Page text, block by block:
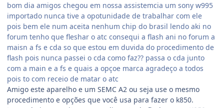
bom dia amigos chegou em nossa assistemcia um sony w995
importado nunca tive a opotunidade de trabalhar com ele
pois bem ele num aceita nenhum chip do brasil lendo aki no
forum tenho que fleshar o atc consequi a flash ani no forum a
maisn a fs e cda so que estou em duvida do procedimento de
flash pois nunca passei o cda como faz?? passa o cda junto
com a main e a fs e quais a opçoe marca agradeço a todos
pois to com receio de matar o atc
Amigo este aparelho e um SEMC A2 ou seja use o mesmo
procedimento e opções que você usa para fazer o k850.